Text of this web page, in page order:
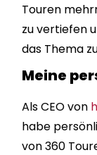
Touren
zu vertiefen
das Thema
Meine
Als CEO von
habe
von 360